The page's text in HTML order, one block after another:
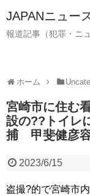
JAPANニュー
報道記事（犯罪・ニ
ホーム
宮崎市に住む
設の??トイレ
捕 甲斐健彦容
2023/6/15
盗撮?的で宮崎市